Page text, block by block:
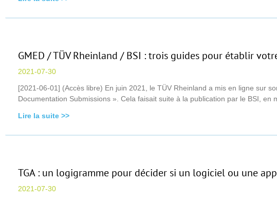
GMED / TÜV Rheinland / BSI : trois guides pour établir
2021-07-30
[2021-06-01] (Accès libre) En juin 2021, le TÜV Rheinland a mis en ligne sur
Documentation Submissions ». Cela faisait suite à la publication par le BSI, en
Lire la suite >>
TGA : un logigramme pour décider si un logiciel ou une
2021-07-30